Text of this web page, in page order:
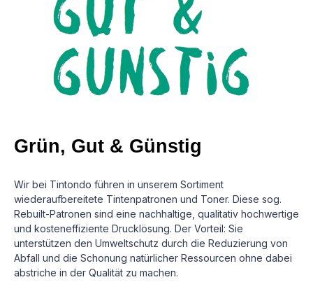
Grün, Gut & Günstig
Wir bei Tintondo führen in unserem Sortiment
wiederaufbereitete Tintenpatronen und Toner. Diese sog.
Rebuilt-Patronen sind eine nachhaltige, qualitativ hochwertige
und kosteneffiziente Drucklösung. Der Vorteil: Sie
unterstützen den Umweltschutz durch die Reduzierung von
Abfall und die Schonung natürlicher Ressourcen ohne dabei
abstriche in der Qualität zu machen.